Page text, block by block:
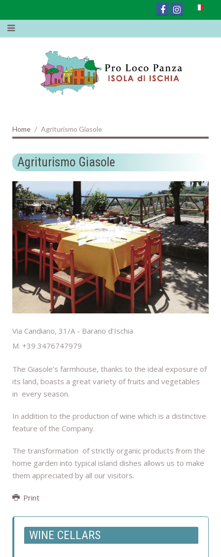
Home Agriturismo Giasole
Agriturismo Giasole
Via Candiano, 31/A - Barano d’Ischia
M. +39 3476747979
The Giasole’s farmhouse, thanks to the ideal exposure of
its land, boasts a great variety of fruits and vegetables
in every season.
In addition to the production of wine which is a distinctive
feature of the Company.
The transformation of strictly organic products from the
home garden into typical island dishes allows us to make
them appreciated by all our visitors.
Print
WINE CELLARS